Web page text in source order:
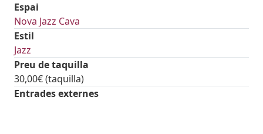
Espai
Nova Jazz Cava
Estil
Jazz
Preu de taquilla
30,00€ (taquilla)
Entrades externes